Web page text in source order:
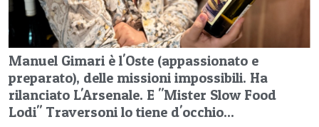
Manuel Gimari è l'Oste (appassionato e
preparato), delle missioni impossibili. Ha
rilanciato L'Arsenale. E "Mister Slow Food
Lodi" Traversoni lo tiene d'occhio...